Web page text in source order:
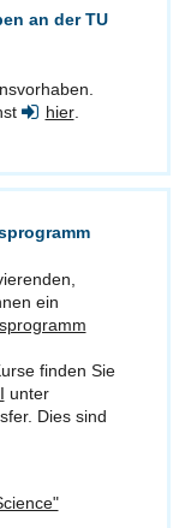
an der TU
hier.
ein
finden Sie
unter
Dies sind